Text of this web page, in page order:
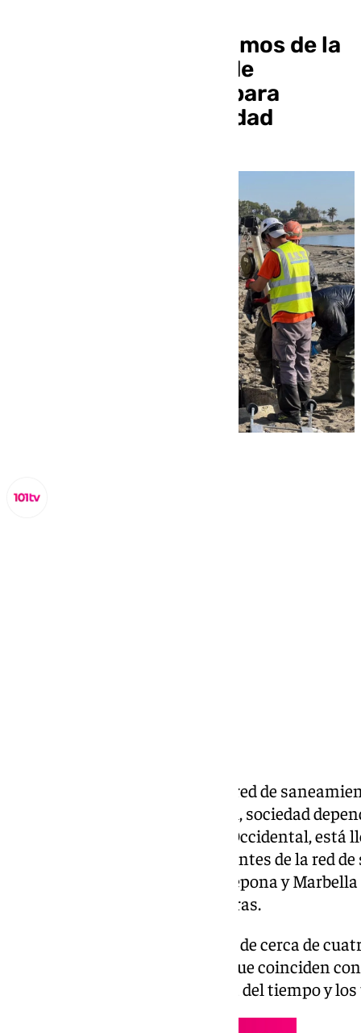
Acosol repara dos tramos de la
red de saneamiento de
Estepona y Marbella para
reducir la conductividad
Acosol repara dos tramos de la red de
reducir la conductividad. Acosol, sociedad
Municipios de la Costa del Sol Occidental, está
reparación de dos tramos diferentes de la red
localidades malagueñas de Estepona y
conductividad en sus depuradoras.
Se trata de una inversión global de cerca de
reparar más de 2,4 kilómetros que coinciden
deteriorados de esta red a causa del tiempo y